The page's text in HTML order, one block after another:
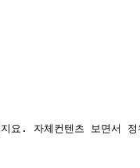
요. 자체컨텐츠 보면서 정